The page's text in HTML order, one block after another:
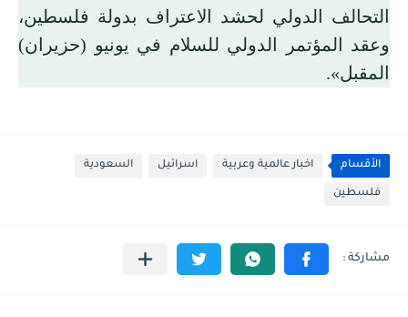
التحالف الدولي لحشد الاعتراف بدولة فلسطين،
وعقد المؤتمر الدولي للسلام في يونيو (حزيران)
المقبل».
الأقسام اخبار عالمية وعربية اسرائيل السعودية
فلسطين